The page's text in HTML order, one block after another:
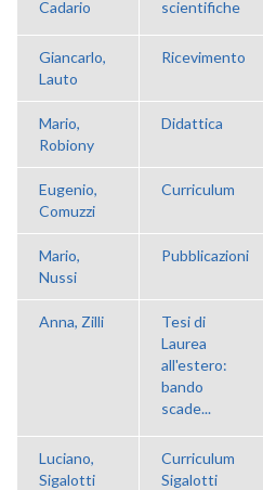
Cadario
scientifiche
Giancarlo,
Lauto
Ricevimento
Mario,
Robiony
Didattica
Eugenio,
Comuzzi
Curriculum
Mario,
Nussi
Pubblicazioni
Anna, Zilli
Tesi di
Laurea
all'estero:
bando
scade...
Luciano,
Sigalotti
Curriculum
Sigalotti